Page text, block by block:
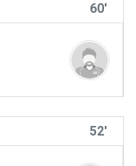
60'
52'